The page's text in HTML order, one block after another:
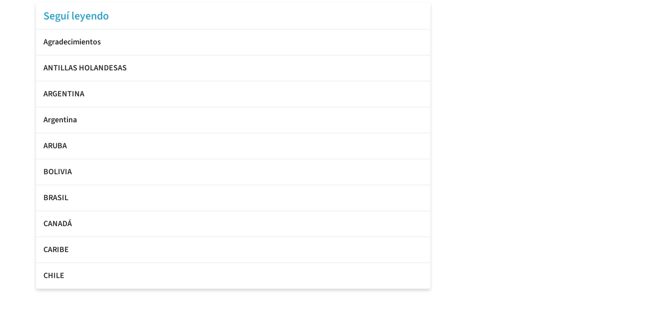
Seguí leyendo
Agradecimientos
ANTILLAS HOLANDESAS
ARGENTINA
Argentina
ARUBA
BOLIVIA
BRASIL
CANADÁ
CARIBE
CHILE